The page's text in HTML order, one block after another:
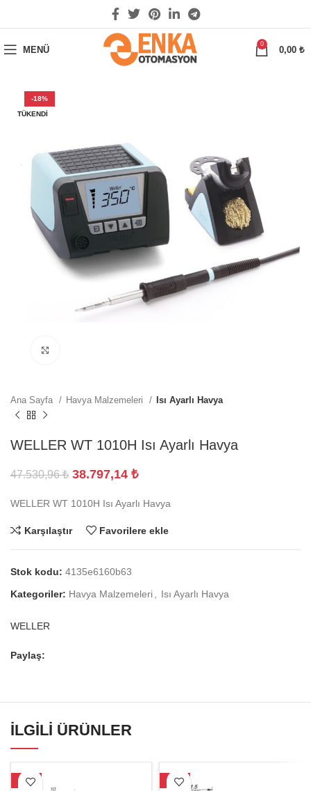
MENÜ
0
0,00 ₺
-18%
TÜKENDI
Ana Sayfa Havya Malzemeleri Isı Ayarlı Havya
WELLER WT 1010H Isı Ayarlı Havya
47.530,96₺ 38.797,14 ₺
WELLER WT 1010H Isı Ayarlı Havya
Karşılaştır Favorilere ekle
Stok kodu: 4135e6160b63
Kategoriler: Havya Malzemeleri Isı Ayarlı Havya
WELLER
Paylaş:
İLGILI ÜRÜNLER
-27% -26%